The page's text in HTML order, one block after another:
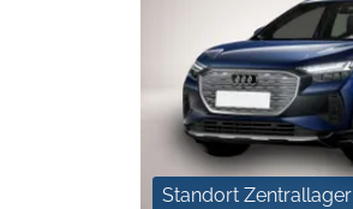
Standort Zentrallager